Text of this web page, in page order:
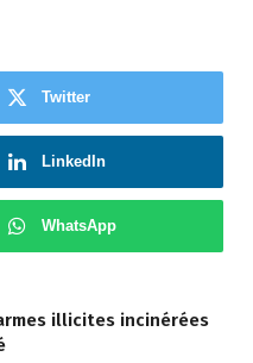
Twitter
LinkedIn
WhatsApp
illicites incinérées